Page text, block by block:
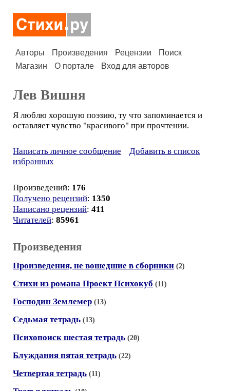
Авторы Произведения Рецензии
Поиск
Магазин
О портале Вход для авторов
Лев Вишня
Я люблю хорошую поэзию, ту что запоминается и
оставляет чувство "красивого" при прочтении.
Написать личное сообщение
Добавить в список
избранных
Произведений: 176
Получено рецензий: 1350
Написано рецензий: 411
Читателей: 85961
Произведения
Произведения, не вошедшие в сборники (2)
Стихи из романа Проект Психокуб (11)
Господин Землемер (13)
Седьмая тетрадь (13)
Психопоиск шестая тетрадь (20)
Блуждания пятая тетрадь (22)
Четвертая тетрадь (11)